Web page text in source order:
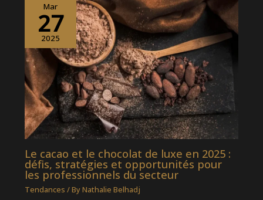
Mar
27
2025
Le cacao et le chocolat de luxe en 2025 :
défis, stratégies et opportunités pour
les professionnels du secteur
Tendances / ByNathalie Belhadj